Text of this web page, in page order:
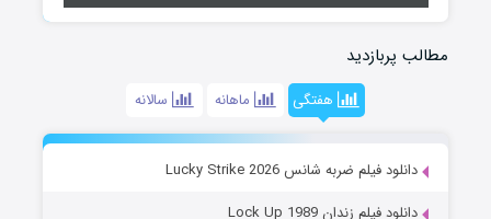
مطالب پربازدید
هفتگی ماهانه سالانه
دانلود فیلم ضربه شانس Lucky Strike 2026
دانلود فیلم زندان Lock Up 1989